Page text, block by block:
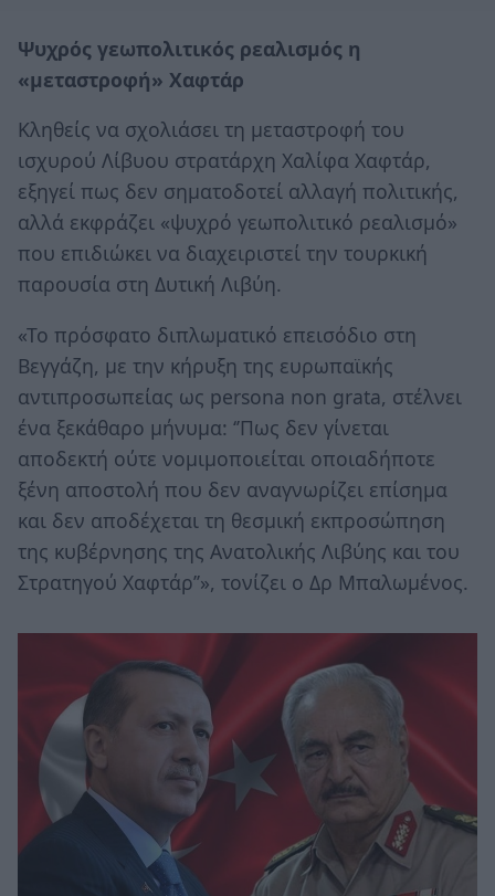
Ψυχρός γεωπολιτικός ρεαλισμός η
«μεταστροφή» Χαφτάρ
Κληθείς να σχολιάσει τη μεταστροφή του
ισχυρού Λίβυου στρατάρχη Χαλίφα Χαφτάρ,
εξηγεί πως δεν σηματοδοτεί αλλαγή πολιτικής,
αλλά εκφράζει «ψυχρό γεωπολιτικό ρεαλισμό»
που επιδιώκει να διαχειριστεί την τουρκική
παρουσία στη Δυτική Λιβύη.
«Το πρόσφατο διπλωματικό επεισόδιο στη
Βεγγάζη, με την κήρυξη της ευρωπαϊκής
αντιπροσωπείας ως persona non grata, στέλνει
ένα ξεκάθαρο μήνυμα: ‘’Πως δεν γίνεται
αποδεκτή ούτε νομιμοποιείται οποιαδήποτε
ξένη αποστολή που δεν αναγνωρίζει επίσημα
και δεν αποδέχεται τη θεσμική εκπροσώπηση
της κυβέρνησης της Ανατολικής Λιβύης και του
Στρατηγού Χαφτάρ’’», τονίζει ο Δρ Μπαλωμένος.